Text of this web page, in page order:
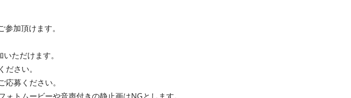
加頂けます。
ただけます。
さい。
募ください。